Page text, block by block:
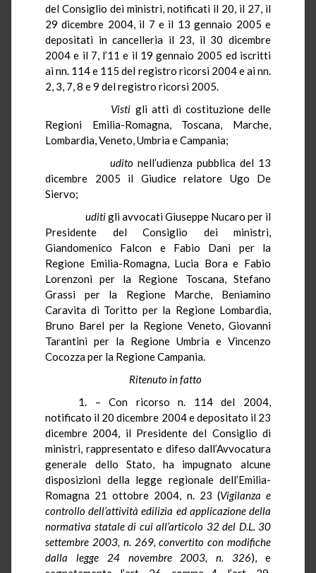
del Consiglio dei ministri, notificati il 20, il 27, il
29 dicembre 2004, il 7 e il 13 gennaio 2005 e
depositati in cancelleria il 23, il 30 dicembre
2004 e il 7, l’11 e il 19 gennaio 2005 ed iscritti
ainn. 114 e 115 del registro ricorsi 2004 e ainn.
2, 3, 7, 8 e 9 del registro ricorsi 2005.
Visti gli atti di costituzione delle
Regioni Emilia-Romagna, Toscana, Marche,
Lombardia, Veneto, Umbria e Campania;
udito nell’udienza pubblica del 13
dicembre 2005 il Giudice relatore Ugo De
Siervo;
uditigli avvocati Giuseppe Nucaro per il
Presidente del Consiglio dei ministri,
Giandomenico Falcon e Fabio Dani per la
Regione Emilia-Romagna, Lucia Bora e Fabio
Lorenzoni per la Regione Toscana, Stefano
Grassi per la Regione Marche, Beniamino
Caravita di Toritto per la Regione Lombardia,
Bruno Barel per la Regione Veneto, Giovanni
Tarantini per la Regione Umbria e Vincenzo
Cocozzaper la Regione Campania.
Ritenuto in fatto
1. – Con ricorso n. 114 del 2004,
notificato il 20 dicembre 2004 e depositato il 23
dicembre 2004, il Presidente del Consiglio di
ministri, rappresentato e difeso dall’Avvocatura
generale dello Stato, ha impugnato alcune
disposizioni della legge regionale dell’Emilia-
Romagna 21 ottobre 2004, n. 23 (Vigilanza e
controllo dell’attività edilizia ed applicazione della
normativa statale di cui all’articolo 32 del D.L. 30
settembre 2003, n. 269, convertito con modifiche
dalla legge 24 novembre 2003, n. 326), e